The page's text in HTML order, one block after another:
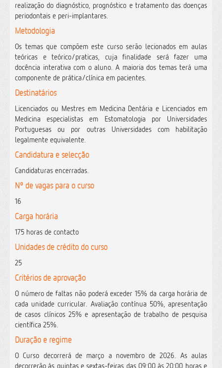
realização do diagnóstico, prognóstico e tratamento das doenças
periodontais e peri-implantares.
Metodologia
Os temas que compõem este curso serão lecionados em aulas
teóricas e teórico/praticas, cuja finalidade será fazer uma
docência interativa com o aluno. A maioria dos temas terá uma
componente de prática/clínica em pacientes.
Destinatários
Licenciados ou Mestres em Medicina Dentária e Licenciados em
Medicina especialistas em Estomatologia por Universidades
Portuguesas ou por outras Universidades com habilitação
legalmente equivalente.
Candidatura e selecção
Candidaturas encerradas.
Nº de vagas para o curso
16
Carga horária
175 horas de contacto
Unidades de crédito do curso
25
Critérios de aprovação
O número de faltas não poderá exceder 15% da carga horária de
cada unidade curricular. Avaliação contínua 50%, apresentação
de casos clínicos 25% e apresentação de trabalho de pesquisa
científica 25%.
Duração e regime
O Curso decorrerá de março a novembro de 2026. As aulas
decorrerão às quintas e sextas-feiras das 09:00 às 20:00 horas e